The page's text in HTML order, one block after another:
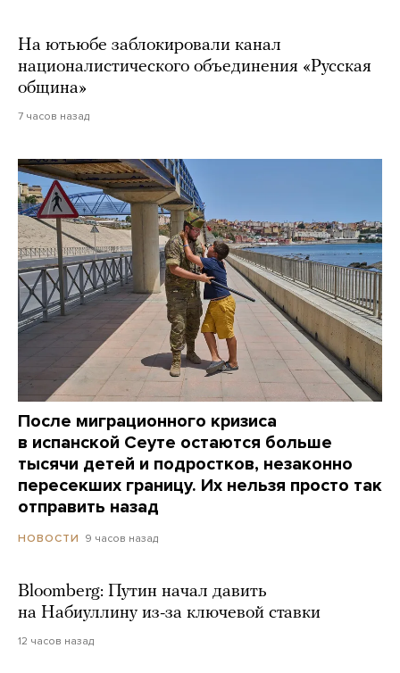
На ютьюбе заблокировали канал
националистического объединения «Русская
община»
7 часов назад
После миграционного кризиса
в испанской Сеуте остаются больше
тысячи детей и подростков, незаконно
пересекших границу. Их нельзя просто так
отправить назад
НОВОСТИ 9 часов назад
Bloomberg: Путин начал давить
на Набиуллину из-за ключевой ставки
12 часов назад